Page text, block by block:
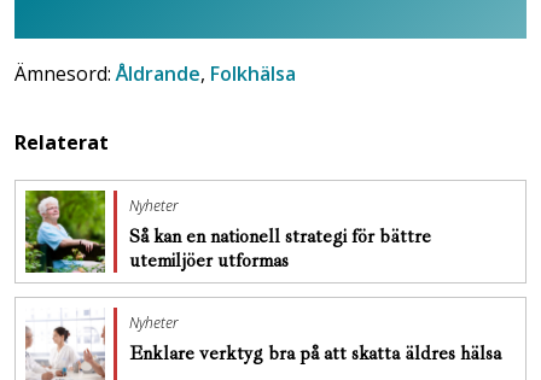
Ämnesord:Åldrande, Folkhälsa
Relaterat
Nyheter
Så kan en nationell strategi för bättre
utemiljöer utformas
Nyheter
Enklare verktyg bra på att skatta äldres hälsa